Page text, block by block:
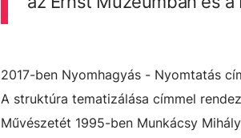
2017-ben Nyomhagyás - Nyomtatás
A struktúra tematizálása címmel
Művészetét 1995-ben Munkácsy